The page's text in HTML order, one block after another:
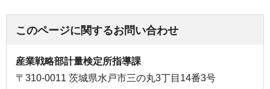
このページに関するお問い合わせ
産業戦略部計量検定所指導課
〒310-0011 茨城県水戸市三の丸3丁目14番3号